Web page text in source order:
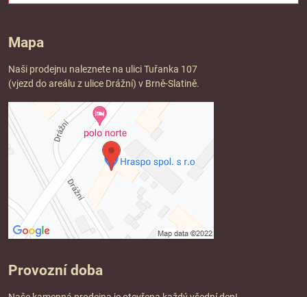
Mapa
Naši prodejnu naleznete na ulici Tuřanka 107
(vjezd do areálu z ulice Drážní) v Brně-Slatině.
Provozní doba